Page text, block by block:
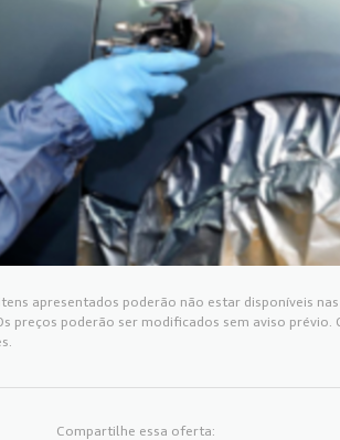
apresentados poderão não estar disponíveis nas
poderão ser modificados sem aviso prévio.
Compartilhe essa oferta: